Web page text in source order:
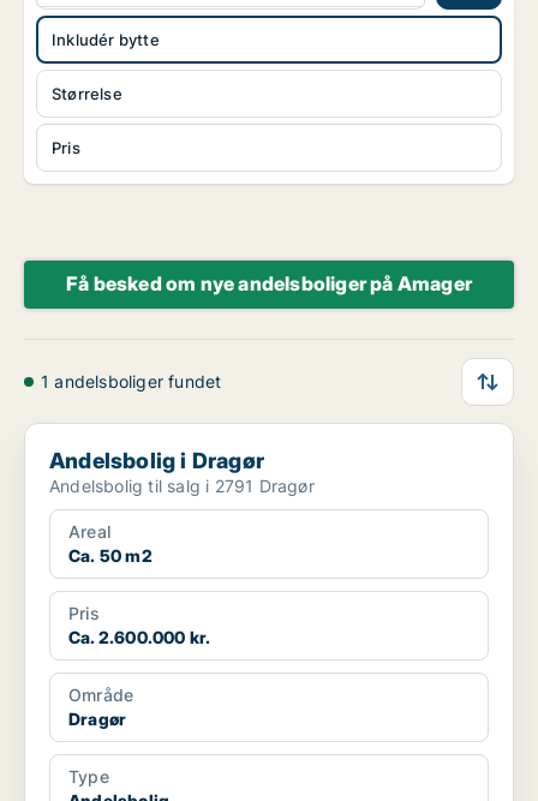
Størrelse
Pris
Inkludér bytte
Få besked om nye andelsboliger på Amager
1 andelsboliger fundet
Andelsbolig i Dragør
Andelsbolig i Dragør
Andelsbolig til salg i 2791 Dragør
Areal
Ca. 50 m2
Pris
Ca. 2.600.000 kr.
Område
Dragør
Type